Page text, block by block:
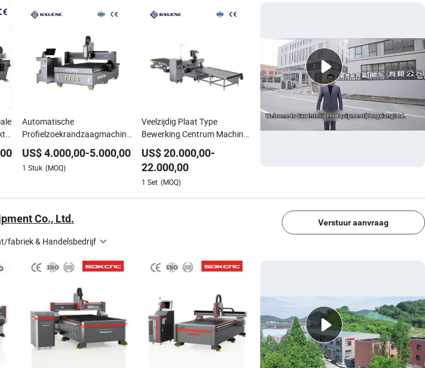
Automatische
Profielzoekrandzaagmachine
Houten Decoratieve Paneel
US$4.000,00-5.000,00
1 Stuk (MOQ)
Veelzijdig Plaat Type
Bewerking Centrum Machine
voor Hout Rechte Snede M48
US$20.000,00-
22.000,00
1 Set (MOQ)
Co., Ltd.
fabriek & Handelsbedrijf
Verstuur aanvraag